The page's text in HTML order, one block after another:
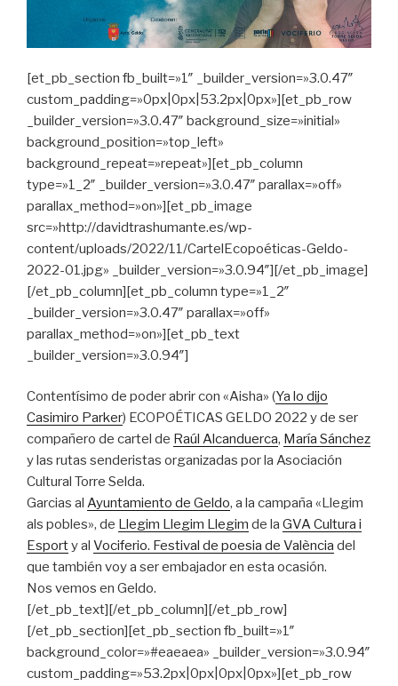
[et_pb_section fb_built=»1″ _builder_version=»3.0.47″
custom_padding=»0px|0px|53.2px|0px»][et_pb_row
_builder_version=»3.0.47″ background_size=»initial»
background_position=»top_left»
background_repeat=»repeat»][et_pb_column
type=»1_2″ _builder_version=»3.0.47″ parallax=»off»
parallax_method=»on»][et_pb_image
src=»http://davidtrashumante.es/wp-
content/uploads/2022/11/CartelEcopoéticas-Geldo-
2022-01.jpg» _builder_version=»3.0.94″][/et_pb_image]
[/et_pb_column][et_pb_column type=»1_2″
_builder_version=»3.0.47″ parallax=»off»
parallax_method=»on»][et_pb_text
_builder_version=»3.0.94″]
Contentísimo de poder abrir con «Aisha» (Ya lo dijo
Casimiro Parker) ECOPOÉTICAS GELDO 2022 y de ser
compañero de cartel de Raúl Alcanduerca, María Sánchez
y las rutas senderistas organizadas por la Asociación
Cultural Torre Selda.
Garcias al Ayuntamiento de Geldo, a la campaña «Llegim
als pobles», de Llegim Llegim Llegim de la GVA Cultura i
Esporty al Vociferio. Festival de poesia de València del
que también voy a ser embajador en esta ocasión.
Nos vemos en Geldo.
[/et_pb_text][/et_pb_column][/et_pb_row]
[/et_pb_section][et_pb_section fb_built=»1″
background_color=»#eaeaea» _builder_version=»3.0.94″
custom_padding=»53.2px|0px|0px|0px»][et_pb_row